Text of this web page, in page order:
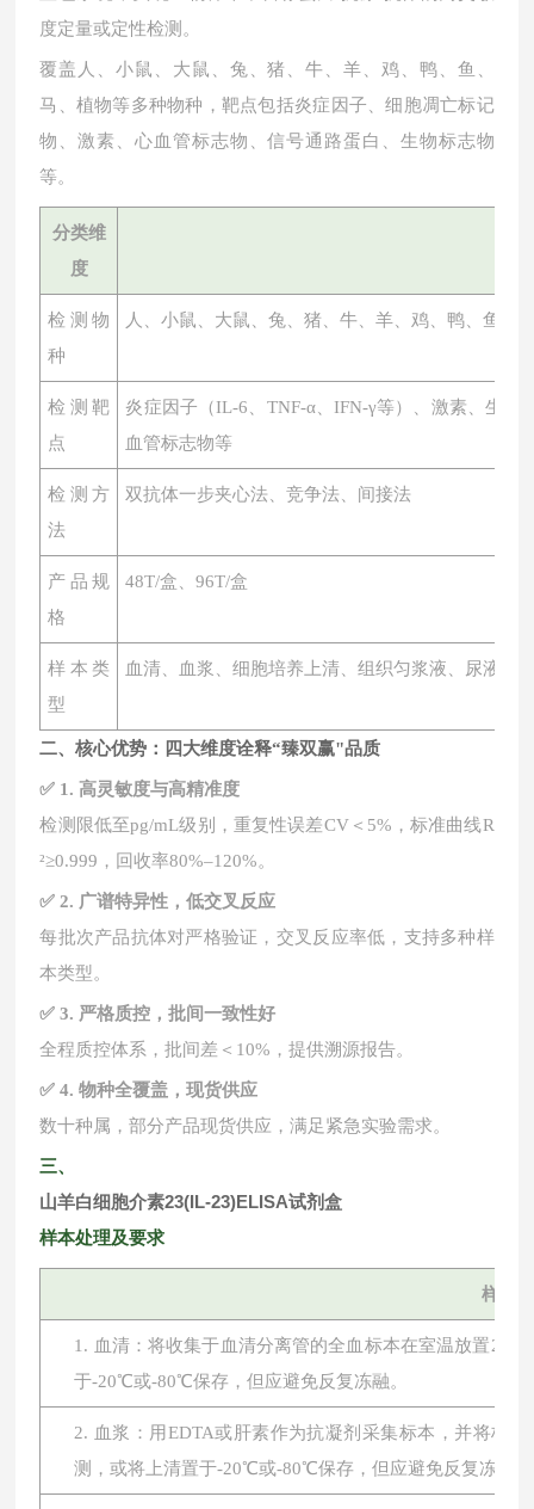
度定量或定性检测。
覆盖人、小鼠、大鼠、兔、猪、牛、羊、鸡、鸭、鱼、
马、植物等多种物种，靶点包括炎症因子、细胞凋亡标记
物、激素、心血管标志物、信号通路蛋白、生物标志物
等。
分类维
度
检测物
种
人、小鼠、大鼠、兔、猪、牛、羊、鸡、鸭、鱼、
检测靶
点
炎症因子（IL-6、TNF-α、IFN-γ等）、激素、生物
血管标志物等
检测方
法
双抗体一步夹心法、竞争法、间接法
产品规
格
48T/盒、96T/盒
样本类
型
血清、血浆、细胞培养上清、组织匀浆液、尿液、
二、核心优势：四大维度诠释“臻双赢"品质
✅ 1. 高灵敏度与高精准度
检测限低至pg/mL级别，重复性误差CV＜5%，标准曲线R
²≥0.999，回收率80%–120%。
✅ 2. 广谱特异性，低交叉反应
每批次产品抗体对严格验证，交叉反应率低，支持多种样
本类型。
✅ 3. 严格质控，批间一致性好
全程质控体系，批间差＜ 10%，提供溯源报告。
✅ 4. 物种全覆盖，现货供应
数十种属，部分产品现货供应，满足紧急实验需求。
三、
山羊白细胞介素23(IL-23)ELISA试剂盒
样本处理及要求
样本
1. 血清：将收集于血清分离管的全血标本在室温放置2
于-20℃或-80℃保存，但应避免反复冻融。
2. 血浆：用EDTA或肝素作为抗凝剂采集标本，并将标
测，或将上清置于-20℃或-80℃保存，但应避免反复冻融。